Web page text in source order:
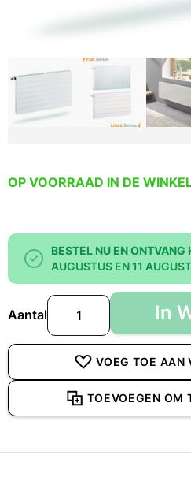
OP VOORRAAD IN DE
BESTEL NU EN ONTVANG
AUGUSTUS EN 11
Aantal In
VOEG TOE AAN
TOEVOEGEN OM